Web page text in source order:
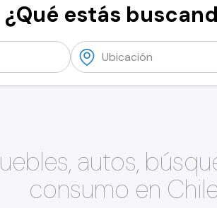
¿Qué estás
autos,
consumo en